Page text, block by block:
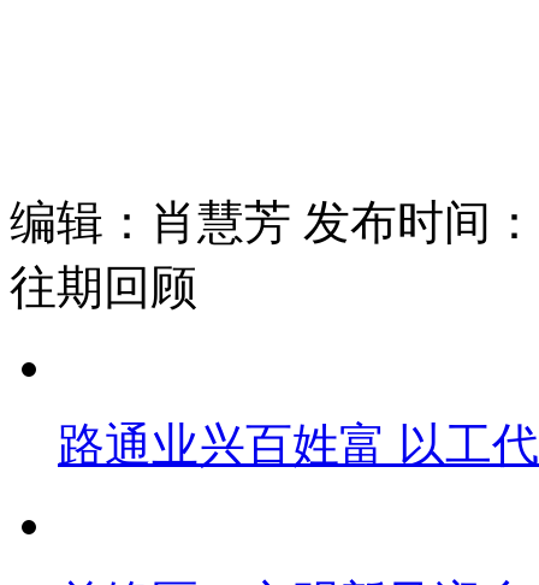
编辑：肖慧芳 发布时间
往期回顾
路通业兴百姓富 以工